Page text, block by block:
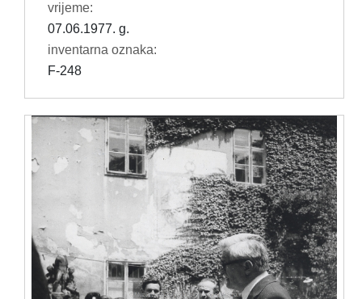
vrijeme:
07.06.1977. g.
inventarna oznaka:
F-248